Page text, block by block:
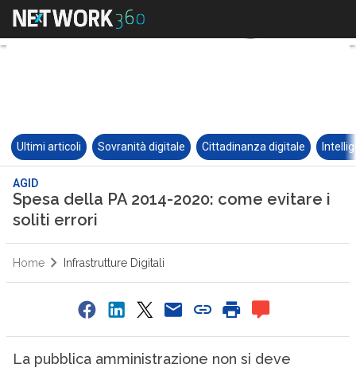
Ultimi articoli Sovranità digitale Cittadinanza digitale
AGID
Spesa della PA 2014-2020: come evitare i
soliti errori
Home Infrastrutture Digitali
La pubblica amministrazione non si deve